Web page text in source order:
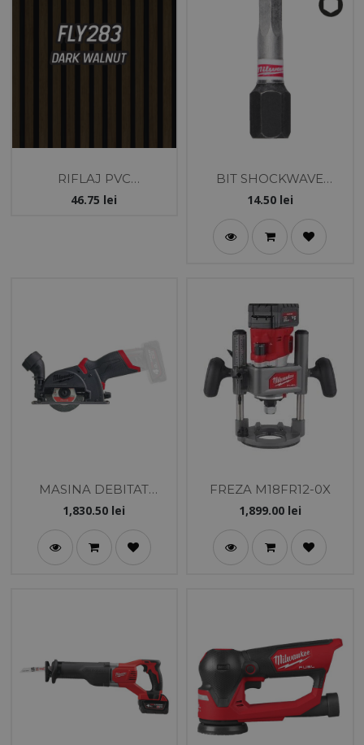
RIFLAJ PVC
12X121X2800 MM-NUC
46.75 lei
BIT SHOCKWAVE
IMPACT DUTY PZ4
14.50lei
MASINA DEBITAT
MATERIALE MULTIPLE
1,830.50 lei
FREZA M18FR12-0X
1,899.00lei